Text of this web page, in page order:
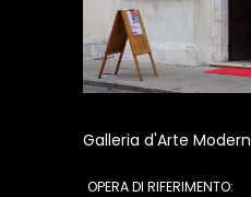
Galleria d'Arte
OPERA DI RIFERIMENTO: